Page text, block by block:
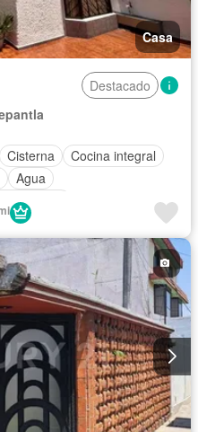
Casa
Destacado
Cisterna
Cocina integral
Agua
vigilancia
Permite mascotas